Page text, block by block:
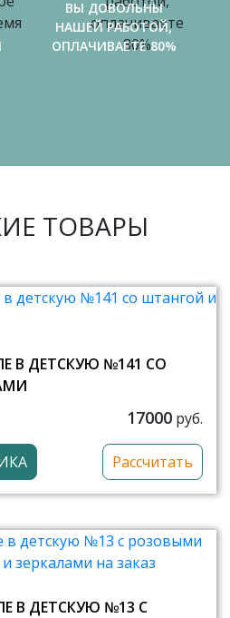
ВЫ ДОВОЛЬНЫ
НАШЕЙ РАБОТОЙ,
ОПЛАЧИВАЕТЕ 80%
ТОВАРЫ
В ДЕТСКУЮ №141 СО
17000 руб.
Рассчитать
В ДЕТСКУЮ №13 С